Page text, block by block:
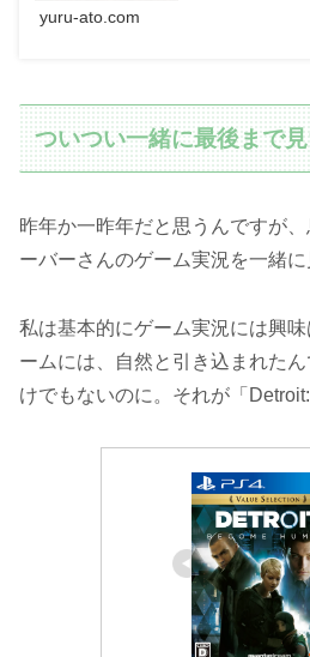
yuru-ato.com
ついつい一緒に最後まで
昨年か一昨年だと思うんですが
ーバーさんのゲーム実況を一緒に
私は基本的にゲーム実況には興
ームには、自然と引き込まれた
けでもないのに。それが「